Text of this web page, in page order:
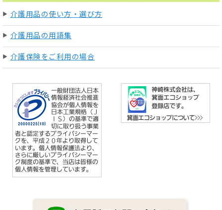
介護用品の使い方・選び方
介護用品の用語集
介護保険をご利用の場合